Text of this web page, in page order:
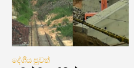
දේශීය පුවත්